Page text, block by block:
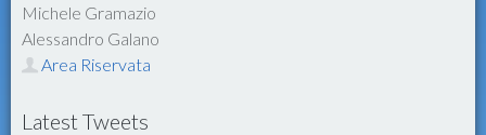
Michele Gramazio
Alessandro Galano
Area Riservata
Latest Tweets